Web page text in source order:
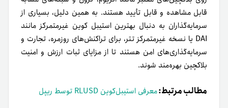
قابل‌ مشاهده‌ و‌ قابل‌ تأیید‌ هستند. به‌ همین‌ دلیل، بسیاری‌ از‌
سرمایه‌گذاران‌ به‌ دنبال‌ بهترین‌ استیبل‌ کوین‌ غیر‌متمرکز‌ مانند‌
DAI یا‌ نسخه‌ غیر‌متمرکز‌ تتر، برای‌ تراکنش‌های‌ روزمره، تجارت‌ و‌
سرمایه‌گذاری‌های‌ امن‌ هستند تا از‌ مزایای‌ ثبات‌ ارزش‌ و‌ امنیت‌
بلاکچین‌ بهره‌مند‌ شوند.
مطالب مرتبط:معرفی استیبل‌کوین RLUSD توسط ریپل